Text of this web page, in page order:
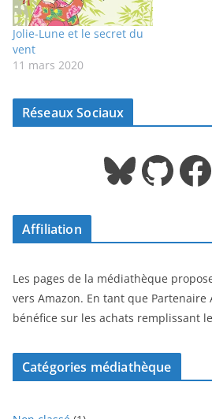
Jolie-Lune et le secret du
vent
11 mars 2020
Réseaux Sociaux
Bluesky GitHub Facebook
Affiliation
Les pages de la médiathèque
vers Amazon. En tant que Partenaire
bénéfice sur les achats remplissant
Catégories médiathèque